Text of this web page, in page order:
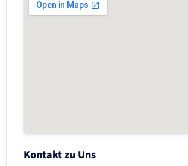
Kontakt zu Uns